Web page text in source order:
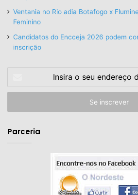
Ventania no Rio adia Botafogo x
Feminino
Candidatos do Encceja 2026 podem
inscrição
seu
de
Parceria